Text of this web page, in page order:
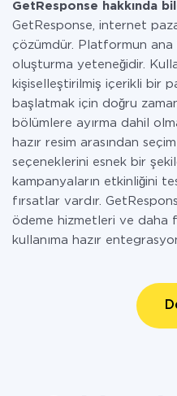
GetResponse hakkında
GetResponse, internet
çözümdür. Platformun
oluşturma yeteneğidir.
kişiselleştirilmiş içerikli bir
başlatmak için doğru
bölümlere ayırma dahil
hazır resim arasından
seçeneklerini esnek bir
kampanyaların etkinliğini
fırsatlar vardır.
ödeme hizmetleri ve daha
kullanıma hazır